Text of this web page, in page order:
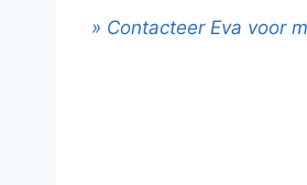
» Contacteer Eva voor